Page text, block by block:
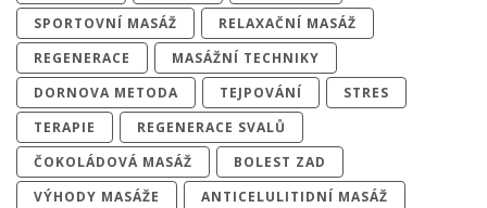
SPORTOVNÍ MASÁŽ
RELAXAČNÍ MASÁŽ
REGENERACE
MASÁŽNÍ TECHNIKY
DORNOVA METODA
TEJPOVÁNÍ
STRES
TERAPIE
REGENERACE SVALŮ
ČOKOLÁDOVÁ MASÁŽ
BOLEST ZAD
VÝHODY MASÁŽE
ANTICELULITIDNÍ MASÁŽ